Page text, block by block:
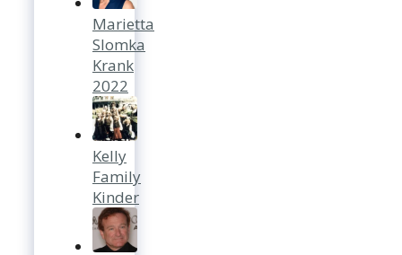
Marietta
Slomka
Krank
2022
Kelly
Family
Kinder